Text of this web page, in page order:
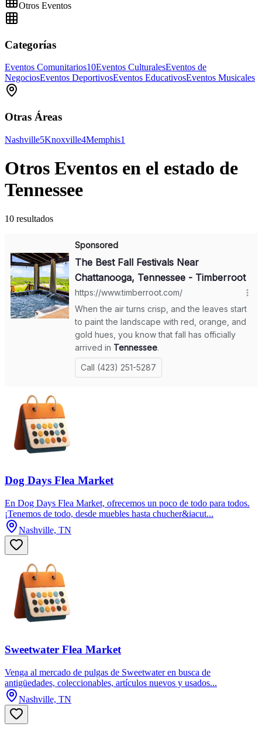
Otros Eventos
Categorías
Eventos Comunitarios10Eventos CulturalesEventos de
NegociosEventos DeportivosEventos EducativosEventos Musicales
Otras Áreas
Nashville5Knoxville4Memphis1
Otros Eventos en el estado de
Tennessee
10 resultados
Dog Days Flea Market
En Dog Days Flea Market, ofrecemos un poco de todo para todos.
¡Tenemos de todo, desde muebles hasta chucher&iacut...
Nashville, TN
Sweetwater Flea Market
Venga al mercado de pulgas de Sweetwater en busca de
antigüedades, coleccionables, artículos nuevos y usados...
Nashville, TN